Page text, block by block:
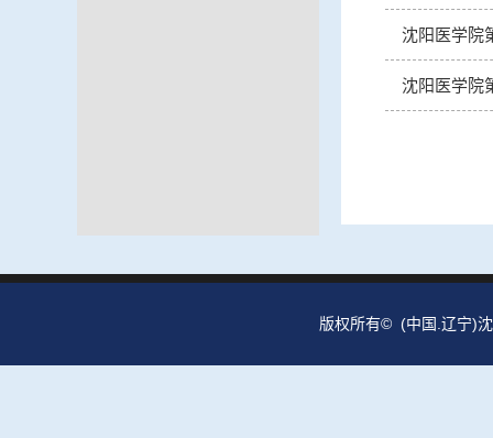
沈阳医学院
沈阳医学院
版权所有© (中国.辽宁)